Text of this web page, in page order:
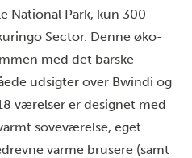
National Park, kun 300
Sector. Denne øko-
med det barske
udsigter over Bwindi og
værelser er designet med
soveværelse, eget
varme brusere (samt